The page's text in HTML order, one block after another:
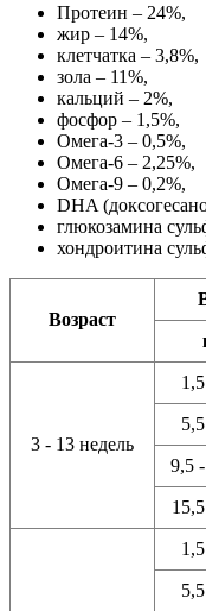
Протеин – 24%,
жир – 14%,
клетчатка – 3,8%,
зола – 11%,
кальций – 2%,
фосфор – 1,5%,
Омега-3 – 0,5%,
Омега-6 – 2,25%,
Омега-9 – 0,2%,
DHA
глюкозамина
хондроитина
Возраст
3 - 13 недель
9,5